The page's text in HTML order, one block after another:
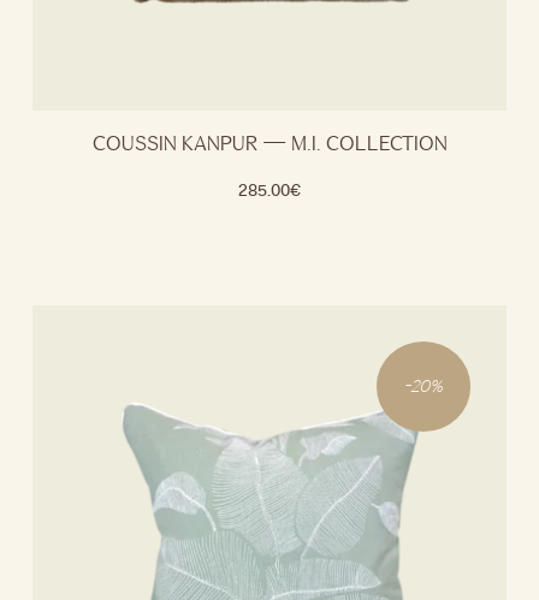
COUSSIN KANPUR — M.I. COLLECTION
285.00€
-20%